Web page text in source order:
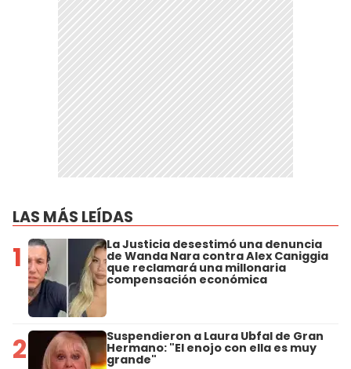
LAS MÁS LEÍDAS
1 La Justicia desestimó una denuncia
de Wanda Nara contra Alex Caniggia
que reclamará una millonaria
compensación económica
2 Suspendieron a Laura Ubfal de Gran
Hermano: "El enojo con ella es muy
grande"